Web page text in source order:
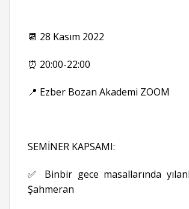
📆 28 Kasım 2022
⏰ 20:00-22:00
📍 Ezber Bozan Akademi ZOOM
SEMİNER KAPSAMI:
✅ Binbir gece masallarında
Şahmeran